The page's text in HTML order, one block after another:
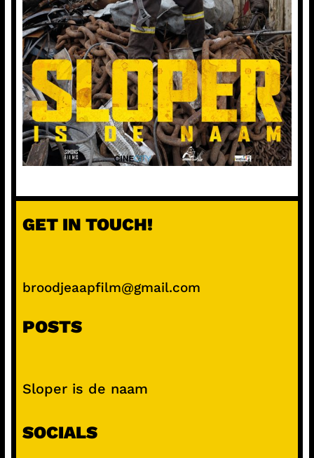
GET IN TOUCH!
broodjeaapfilm@gmail.com
POSTS
Sloper is de naam
SOCIALS